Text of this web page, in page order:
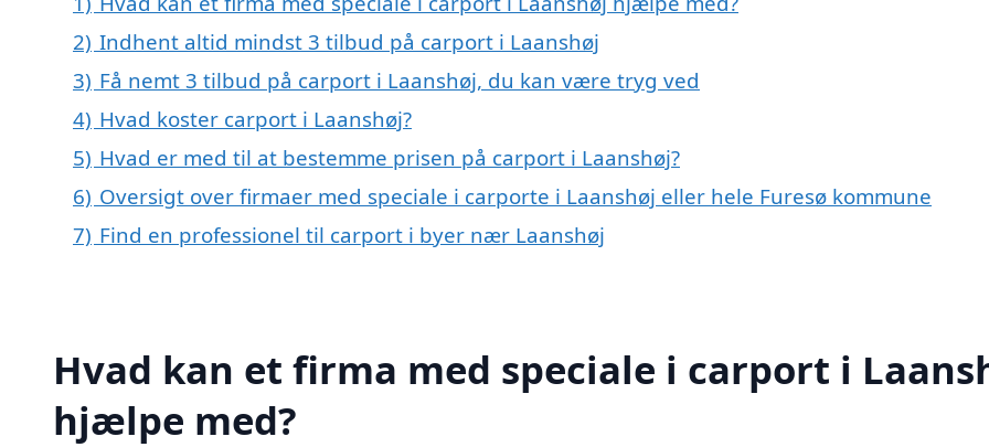
2) Indhent altid mindst 3 tilbud på carport i Laanshøj
3) Få nemt 3 tilbud på carport i Laanshøj, du kan være tryg ved
4) Hvad koster carport i Laanshøj?
5) Hvad er med til at bestemme prisen på carport i Laanshøj?
6) Oversigt over firmaer med speciale i carporte i Laanshøj eller hele Furesø kommune
7) Find en professionel til carport i byer nær Laanshøj
Hvad kan et firma med speciale i carport i
hjælpe med?